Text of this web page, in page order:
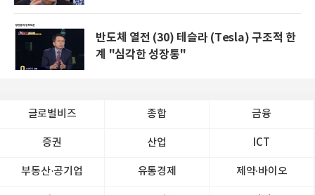
반도체 열전 (30) 테슬라 (Tesla) 구조적 한
계 "심각한 성장통"
글로벌비즈 종합 금융
증권 산업 ICT
부동산·공기업 유통경제 제약∙바이오